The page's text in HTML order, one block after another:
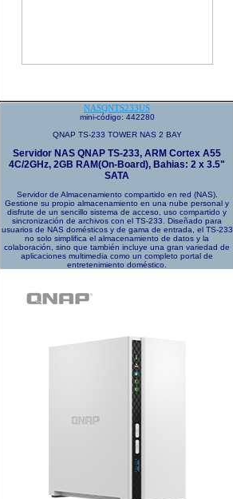
NASQNTS233US
mini-código: 442280
QNAP TS-233 TOWER NAS 2 BAY
Servidor NAS QNAP TS-233, ARM Cortex A55
4C/2GHz, 2GB RAM(On-Board), Bahias: 2 x 3.5"
SATA
Servidor de Almacenamiento compartido en red (NAS).
Gestione su propio almacenamiento en una nube personal y
disfrute de un sencillo sistema de acceso, uso compartido y
sincronización de archivos con el TS-233. Diseñado para
usuarios de NAS domésticos y de gama de entrada, el TS-233
no solo simplifica el almacenamiento de datos y la
colaboración, sino que también incluye una gran variedad de
aplicaciones multimedia como un completo portal de
entretenimiento doméstico.